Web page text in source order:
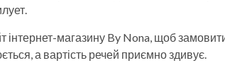
інтернет-магазину By Nona, щоб
а вартість речей приємно здивує.